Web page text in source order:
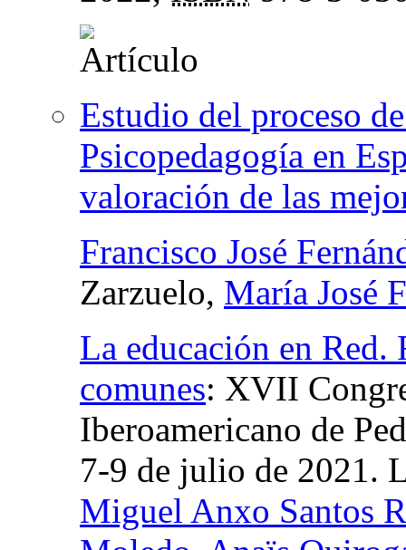
Estudio del proceso
Psicopedagogía en
valoración de las
Francisco José
Zarzuelo, María José
La educación en Red.
comunes: XVII
Iberoamericano de
7-9 de julio de 2021.
Miguel Anxo Santos